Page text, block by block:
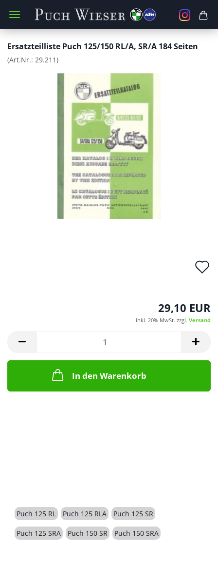
Ersatzteilliste Puch 125/150 RL/A, SR/A 184 Seiten
(Art.Nr.: 29.211)
29,10 EUR
inkl. 20% MwSt. zzgl. Versand
In den Warenkorb
Puch 125 RL Puch 125 RLA Puch 125 SR
Puch 125 SRA Puch 150 SR Puch 150 SRA